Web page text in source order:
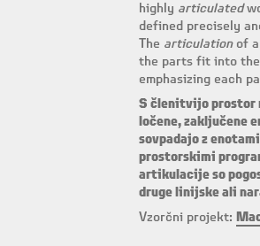
highly articulated
defined precisely
The articulationof a
the parts fit into the
emphasizing each
S členitvijo prostor
ločene, zaključene
sovpadajo z
prostorskimi
artikulacije so
druge linijske ali
Vzorčni projekt: